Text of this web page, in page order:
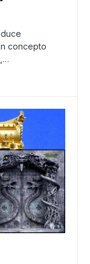
concepto